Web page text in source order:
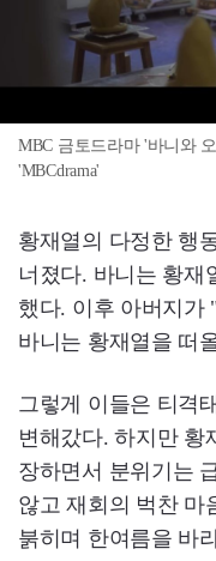
MBC 금토드라마 '바니와
'MBCdrama'
황재열의 다정한 행
너졌다. 바니는 황재
했다. 이후 아버지가
바니는 황재열을 떠
그렇게 이들은 티격
변해갔다. 하지만 황
장하면서 분위기는
않고 재회의 벅찬 마
붉히며 한여름을 바